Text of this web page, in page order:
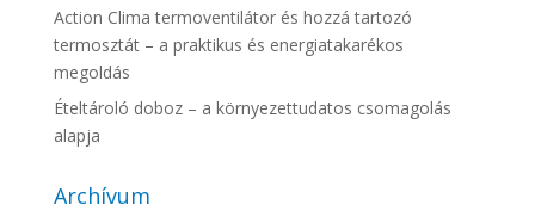
Action Clima termoventilátor és hozzá tartozó
termosztát – a praktikus és energiatakarékos
megoldás
Ételtároló doboz – a környezettudatos csomagolás
alapja
Archívum